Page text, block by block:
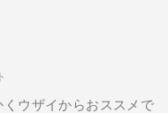
ウザイからおススメで